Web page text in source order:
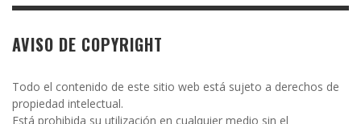
AVISO DE COPYRIGHT
Todo el contenido de este sitio web está sujeto a derechos de
propiedad intelectual.
Está prohibida su utilización en cualquier medio sin el